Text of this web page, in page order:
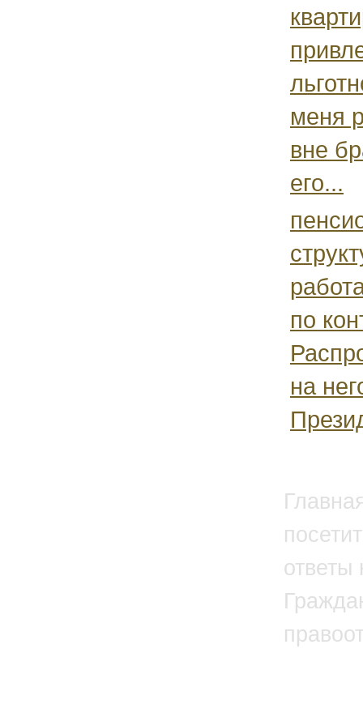
меня
вне
его...
по
на
ответы